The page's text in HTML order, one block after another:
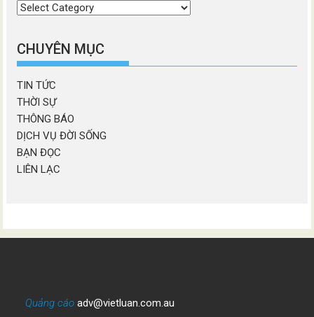
Chọn
mục
CHUYÊN MỤC
TIN TỨC
THỜI SỰ
THÔNG BÁO
DỊCH VỤ ĐỜI SỐNG
BẠN ĐỌC
LIÊN LẠC
Quảng cáo adv@vietluan.com.au